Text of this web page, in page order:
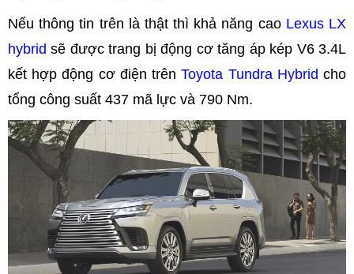
Nếu thông tin trên là thật thì khả năng cao Lexus LX
hybrid sẽ được trang bị động cơ tăng áp kép V6 3.4L
kết hợp động cơ điện trênToyota Tundra Hybrid cho
tổng công suất 437 mã lực và 790 Nm.